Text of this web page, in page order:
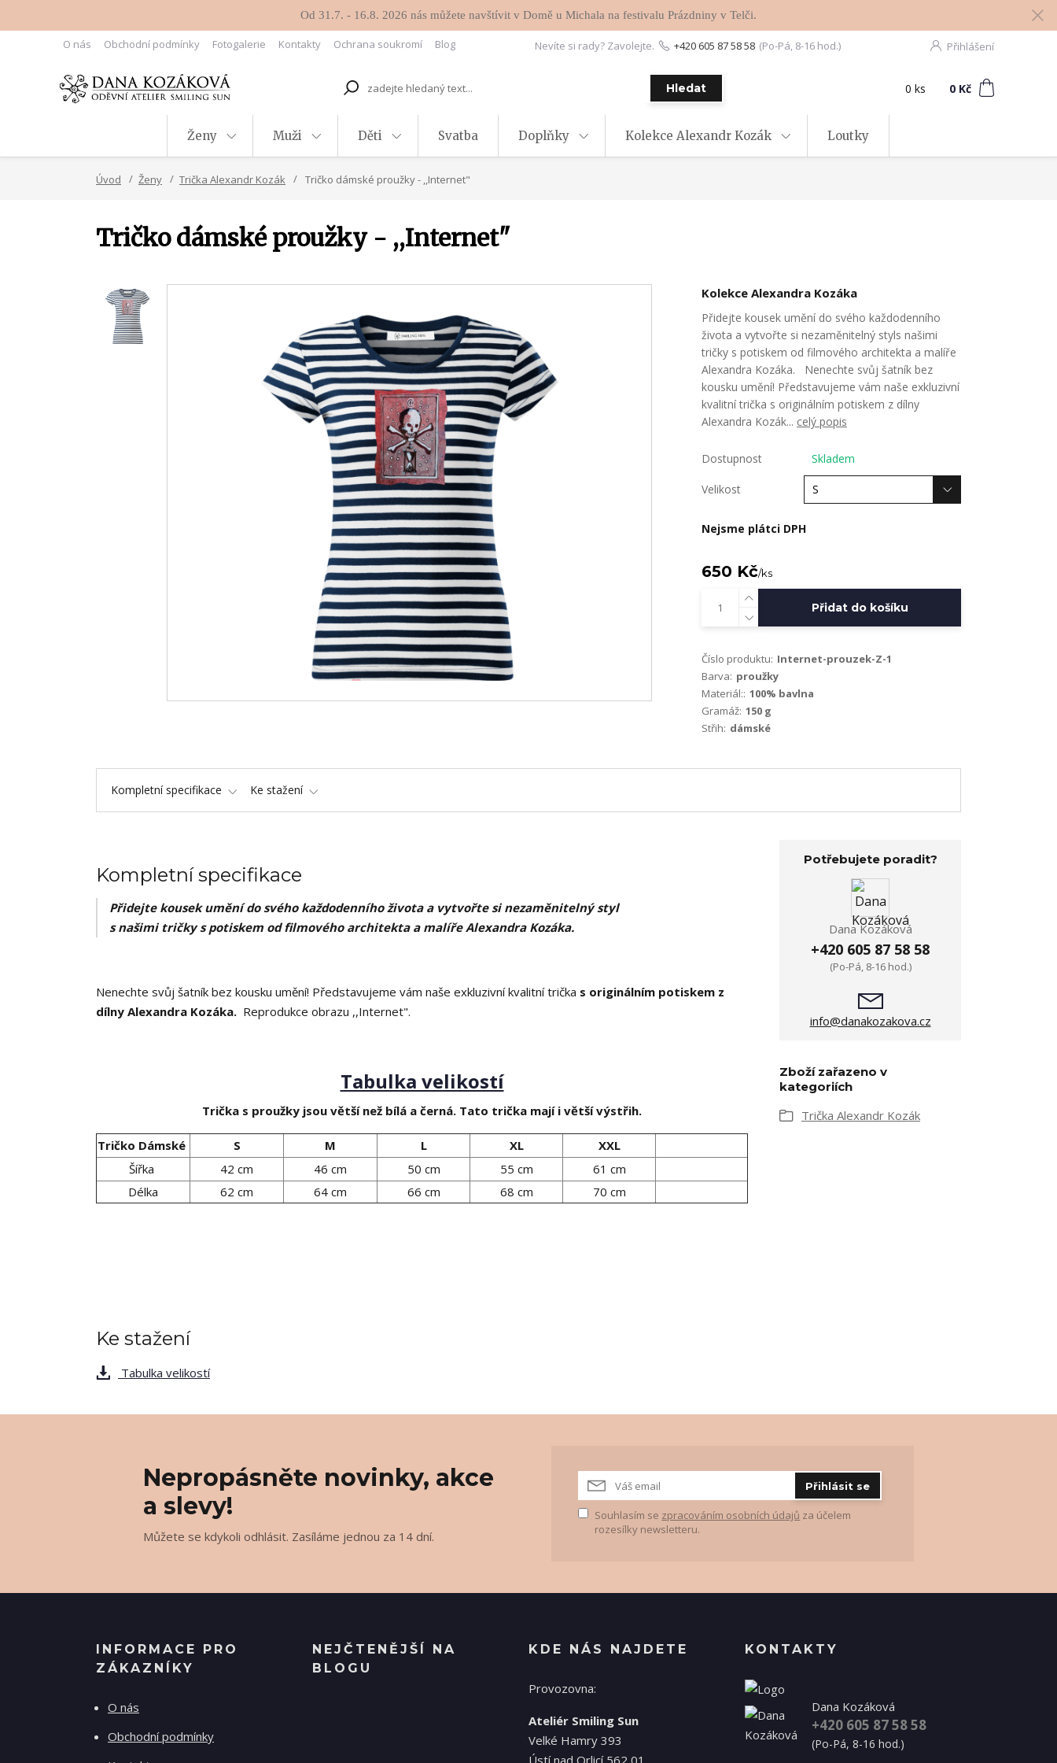
Od 31.7. - 16.8. 2026 nás můžete navštívit v Domě u Michala na festivalu Prázdniny v Telči.
O nás Obchodní podmínky Fotogalerie Kontakty Ochrana soukromí Blog Přihlášení
Hledat
Nevíte si rady? Zavolejte. +420 605 87 58 58 (Po-Pá, 8-16 hod.)
0 ks 0 Kč
Ženy Muži Děti Svatba Doplňky Kolekce Alexandr Kozák Loutky
Úvod Ženy Trička Alexandr Kozák Tričko dámské proužky - ,,Internet"
Tričko dámské proužky - ,,Internet"
Kolekce Alexandra Kozáka
Přidejte kousek umění do svého každodenního
života a vytvořte si nezaměnitelný styls našimi
tričky s potiskem od filmového architekta a malíře
Alexandra Kozáka. Nenechte svůj šatník bez
kousku umění! Představujeme vám naše exkluzivní
kvalitní trička s originálním potiskem z dílny
Alexandra Kozák... celý popis
Dostupnost Skladem
Velikost
Nejsme plátci DPH
650 Kč/ks
Přidat do košíku
Číslo produktu: Internet-prouzek-Z-1
Barva: proužky
Materiál:: 100% bavlna
Gramáž: 150 g
Střih: dámské
Kompletní specifikace Ke stažení
Kompletní specifikace
Přidejte kousek umění do svého každodenního života a vytvořte si nezaměnitelný styl
s našimi tričky s potiskem od filmového architekta a malíře Alexandra Kozáka.
Nenechte svůj šatník bez kousku umění! Představujeme vám naše exkluzivní kvalitní trička s originálním potiskem z
dílny Alexandra Kozáka. Reprodukce obrazu ,,Internet".
Tabulka velikostí
Trička s proužky jsou větší než bílá a černá. Tato trička mají i větší výstřih.
Tričko Dámské S M L XL
XXL
Šířka
42 cm 46 cm 50 cm 55 cm
61 cm
Délka
62 cm 64 cm 66 cm 68 cm 70 cm
Potřebujete poradit?
Dana Kozáková
+420 605 87 58 58
(Po-Pá, 8-16 hod.)
info@danakozakova.cz
Zboží zařazeno v
kategoriích
Trička Alexandr Kozák
Ke stažení
Tabulka velikostí
Nepropásněte novinky, akce
a slevy!
Můžete se kdykoli odhlásit. Zasíláme jednou za 14 dní.
Přihlásit se
Souhlasím se zpracováním osobních údajů za účelem
rozesílky newsletteru.
INFORMACE PRO
ZÁKAZNÍKY
O nás
Obchodní podmínky
NEJČTENĚJŠÍ NA
BLOGU
KDE NÁS NAJDETE
Provozovna:
Ateliér Smiling Sun
Velké Hamry 393
Ústí nad Orlicí 562 01
KONTAKTY
Dana Kozáková
+420 605 87 58 58
(Po-Pá, 8-16 hod.)